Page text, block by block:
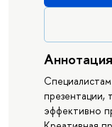
Аннотация
презентации,
эффективно